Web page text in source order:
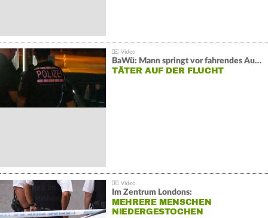
BaWü: Mann springt vor fahrendes Auto und schießt
TÄTER AUF DER FLUCHT
Im Zentrum Londons:
MEHRERE MENSCHEN
NIEDERGESTOCHEN